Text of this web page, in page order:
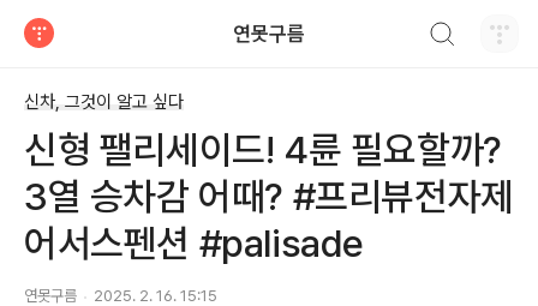
연못구름
신차, 그것이 알고 싶다
신형 팰리세이드! 4륜 필요할까?
3열 승차감 어때? #프리뷰전자제
어서스펜션 #palisade
연못구름 2025. 2. 16. 15:15